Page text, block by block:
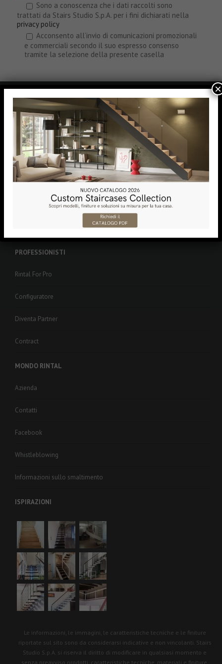
Sono a conoscenza che i dati raccolti sono
trattati da Stairs Studio S.p.A. per i fini dichiarati nella
privacy policy
Acconsento all’invio di comunicazioni promozionali
e commerciali secondo il suo espresso consenso
tramite la selezione della presente casella
PRODOTTI E SOLUZIONI
Catalogo Scale Rintal
Configuratore
Servizi e vantaggi
PROFESSIONISTI
Rintal For Pro
Configuratore
Diventa Partner
Contract
MONDO RINTAL
Azienda
Contatti
Facebook
Whistleblowing
Informazioni sullo smaltimento
ISPIRAZIONI
Le informazioni, le immagini, le caratteristiche tecniche e le finiture
riportate sul sito sono da considerarsi indicative e non vincolanti. Stairs
Studio S.p.A. si riserva il diritto di modificare in qualsiasi momento e
senza preavviso prodotti, caratteristiche tecniche, materiali e finiture.
×